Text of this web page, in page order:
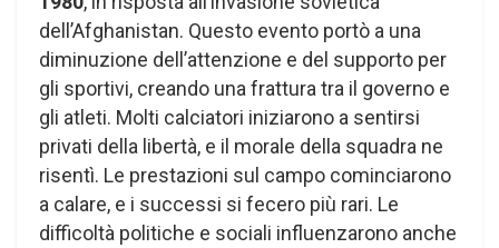
dell’Afghanistan. Questo evento portò a una
diminuzione dell’attenzione e del supporto per
gli sportivi, creando una frattura tra il governo e
gli atleti. Molti calciatori iniziarono a sentirsi
privati della libertà, e il morale della squadra ne
risentì. Le prestazioni sul campo cominciarono
a calare, e i successi si fecero più rari. Le
difficoltà politiche e sociali influenzarono anche